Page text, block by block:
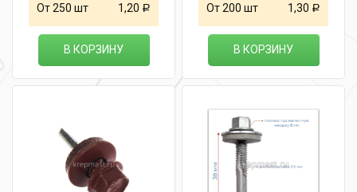
От 250 шт 1,20 Р
В КОРЗИНУ
От 200 шт 1,30 Р
В КОРЗИНУ